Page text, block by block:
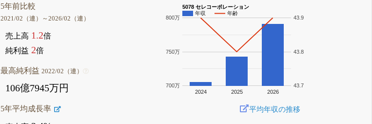
5年前比較
2021/02（連）～2026/02（連）
売上高 1.2倍
純利益 2倍
最高純利益2022/02（連）
106億7945万円
5年平均成長率
5078 セレコーポレーション
年収
年齢
2024 2025 2026
700万
750万
800万
43.7
43.8
43.9
平均年収の推移